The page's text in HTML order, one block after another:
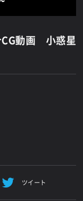
CG動画 小惑星
ツイート